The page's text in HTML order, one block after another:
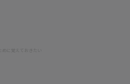
に覚えておきたい